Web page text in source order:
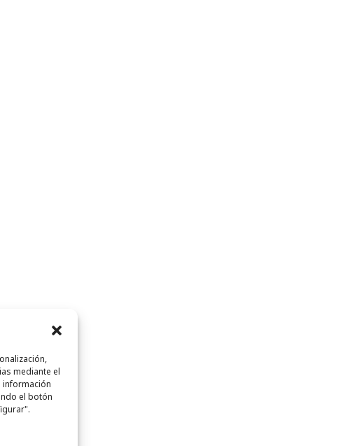
mediante el
información
el botón